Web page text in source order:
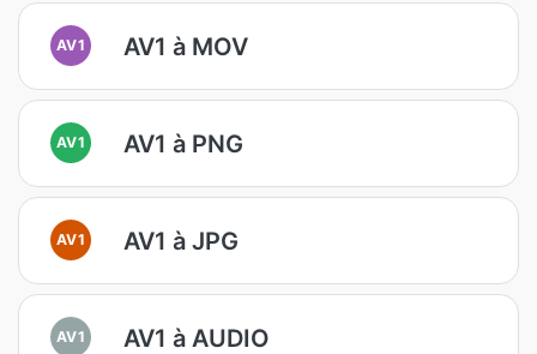
AV1 AV1 à MOV
AV1 AV1 à PNG
AV1 AV1 à JPG
AV1 AV1 à AUDIO